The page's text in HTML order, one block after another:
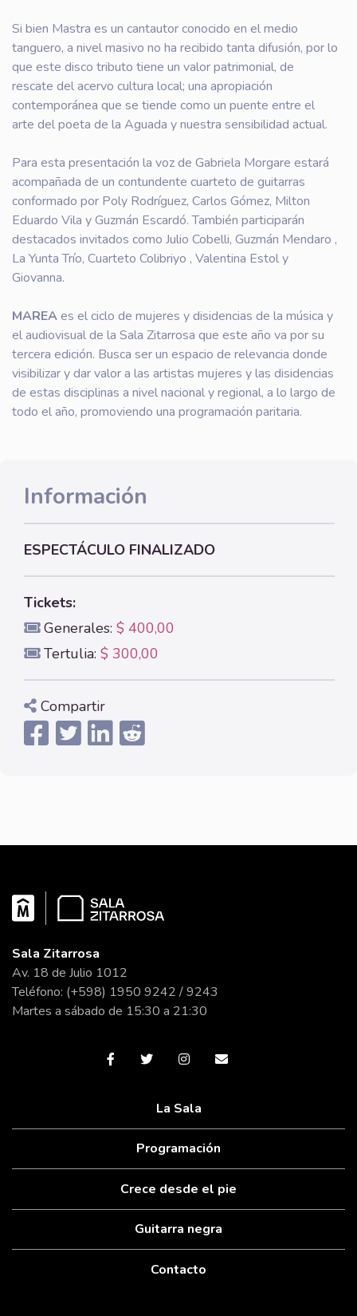
Si bien Mastra es un cantautor conocido en el medio
tanguero, a nivel masivo no ha recibido tanta difusión, por lo
que este disco tributo tiene un valor patrimonial, de
rescate del acervo cultura local; una apropiación
contemporánea que se tiende como un puente entre el
arte del poeta de la Aguada y nuestra sensibilidad actual.
Para esta presentación la voz de Gabriela Morgare estará
acompañada de un contundente cuarteto de guitarras
conformado por Poly Rodríguez, Carlos Gómez, Milton
Eduardo Vila y Guzmán Escardó. También participarán
destacados invitados como Julio Cobelli, Guzmán Mendaro ,
La Yunta Trío, Cuarteto Colibriyo , Valentina Estol y
Giovanna.
MAREAes el ciclo de mujeres y disidencias de la música y
el audiovisual de la Sala Zitarrosa que este año va por su
tercera edición. Busca ser un espacio de relevancia donde
visibilizar y dar valor a las artistas mujeres y las disidencias
de estas disciplinas a nivel nacional y regional, a lo largo de
todo el año, promoviendo una programación paritaria.
Información
ESPECTÁCULO FINALIZADO
Tickets:
Generales: $ 400,00
Tertulia: $ 300,00
Compartir
Sala Zitarrosa
Av. 18 de Julio 1012
Teléfono: (+598) 1950 9242 / 9243
Martes a sábado de 15:30 a 21:30
La Sala
Programación
Crece desde el pie
Guitarra negra
Contacto